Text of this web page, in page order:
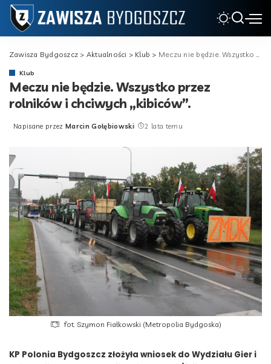
Zawisza Bydgoszcz > Aktualności > Klub > Meczu nie będzie. Wszystko przez rolników i chciwych „kibiców”.
Klub
Meczu nie będzie. Wszystko przez
rolników i chciwych „kibiców”.
Posted
Napisane przez Marcin Gołębiowski 2 lata temu
fot. Szymon Fiałkowski (Metropolia Bydgoska)
KP Polonia Bydgoszcz złożyła wniosek do Wydziału Gier i